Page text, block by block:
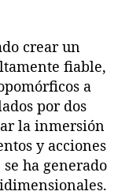
crear un
fiable,
a
por dos
la inmersión
y acciones
ha generado